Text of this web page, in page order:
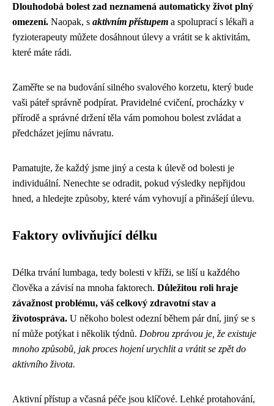
Dlouhodobá bolest zad neznamená automaticky život plný
omezení. Naopak, s aktivním přístupem a spoluprací s lékaři a
fyzioterapeuty můžete dosáhnout úlevy a vrátit se k aktivitám,
které máte rádi.
Zaměřte se na budování silného svalového korzetu, který bude
vaši páteř správně podpírat. Pravidelné cvičení, procházky v
přírodě a správné držení těla vám pomohou bolest zvládat a
předcházet jejímu návratu.
Pamatujte, že každý jsme jiný a cesta k úlevě od bolesti je
individuální. Nenechte se odradit, pokud výsledky nepřijdou
hned, a hledejte způsoby, které vám vyhovují a přinášejí úlevu.
Faktory ovlivňující délku
Délka trvání lumbaga, tedy bolesti v kříži, se liší u každého
člověka a závisí na mnoha faktorech. Důležitou roli hraje
závažnost problému, váš celkový zdravotní stav a
životospráva. U někoho bolest odezní během pár dní, jiný se s
ní může potýkat i několik týdnů. Dobrou zprávou je, že existuje
mnoho způsobů, jak proces hojení urychlit a vrátit se zpět do
aktivního života.
Aktivní přístup a včasná péče jsou klíčové. Lehké protahování,